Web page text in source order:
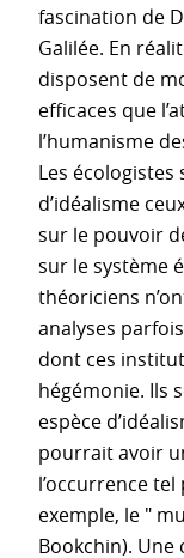
fascination de
Galilée. En
disposent de
efficaces que
l’humanisme
Les
d’idéalisme
sur le pouvoir
sur le système
théoriciens
analyses
dont ces
hégémonie. Ils
espèce
pourrait avoir
l’occurrence
exemple, le "
Bookchin). Une